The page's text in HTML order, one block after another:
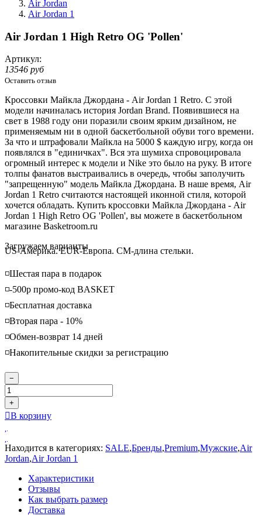
Air Jordan
Air Jordan 1
Air Jordan 1 High Retro OG 'Pollen'
Артикул:
13546 руб
Оставить отзыв
Кроссовки Майкла Джордана - Air Jordan 1 Retro. С этой
модели начиналась история Jordan Brand. Появившиеся на
свет в 1988 году они поразили своим ярким дизайном, не
применяемым ни в одной баскетбольной обуви того времени.
За что и штрафовали Майкла на 5000 $ каждую игру, когда он
появлялся в "единичках". Вся эта шумиха спровоцировала
огромный интерес к модели и Nike это было на руку. В итоге
толпы фанатов выстраивались в очередь, чтобы заполучить
"запрещенную" модель Майкла Джордана. В наше время, Air
Jordan 1 Retro считаются настоящей иконной стиля, которой
хочется обладать. Купить кроссовки Майкла Джордана - Air
Jordan 1 High Retro OG 'Pollen', вы можете в баскетбольном
магазине Basketroom.ru
Loading...
Загружаем варианты
US-Америка. EUR-Европа. CM-длина стельки.
◽️Шестая пара в подарок
◽️-500р промо-код BASKET
◽️Бесплатная доставка
◽️Вторая пара - 10%
◽️Обмен-возврат 14 дней
◽️Накопительные скидки за регистрацию
−
+
В корзину
Находится в категориях: SALE,Бренды,Premium,Мужские,Air
Jordan,Air Jordan 1
Характеристики
Отзывы
Как выбрать размер
Доставка